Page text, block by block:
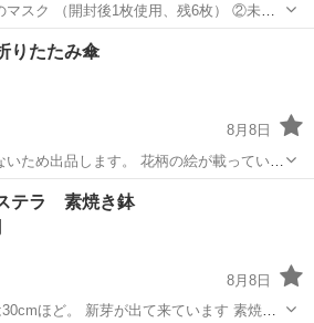
マスク （開封後1枚使用、残6枚） ②未使
封かや織りふきん2枚 ③ゾウさん模様の小
ー入れとして2回ほど使用） ・このまま処
久留米駅 家庭用品
りたたみ傘
8月8日
す。 ケースはありません。 サンカクヤ姪浜店付近で取引希望です。
家庭用品
テラ 素焼き鉢
8月8日
ほど。 新芽が出て来ています 素焼き